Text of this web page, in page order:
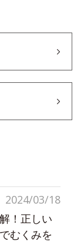
2024/03/18
！正しい
むくみを